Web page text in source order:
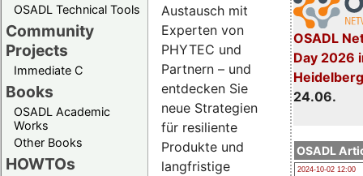
OSADL Technical Tools
Community
Projects
Immediate C
Books
OSADL Academic
Works
Other Books
HOWTOs
OSADL
Day 2026
24.06.
OSADL
2024-10-02 12:00
Austausch mit
Experten von
PHYTEC und
Partnern – und
entdecken Sie
neue Strategien
für resiliente
Produkte und
langfristige